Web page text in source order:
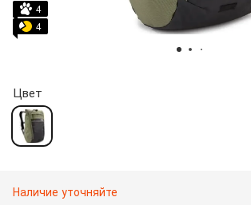
4
4
Цвет
Наличие уточняйте